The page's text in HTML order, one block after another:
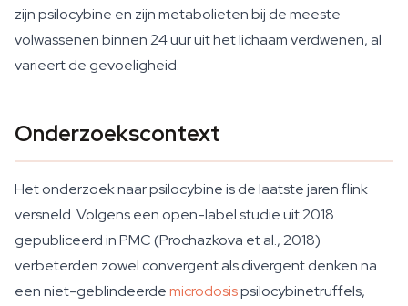
zijn psilocybine en zijn metabolieten bij de meeste
volwassenen binnen 24 uur uit het lichaam verdwenen, al
varieert de gevoeligheid.
Onderzoekscontext
Het onderzoek naar psilocybine is de laatste jaren flink
versneld. Volgens een open-label studie uit 2018
gepubliceerd in PMC (Prochazkova et al., 2018)
verbeterden zowel convergent als divergent denken na
een niet-geblindeerdemicrodosispsilocybinetruffels,